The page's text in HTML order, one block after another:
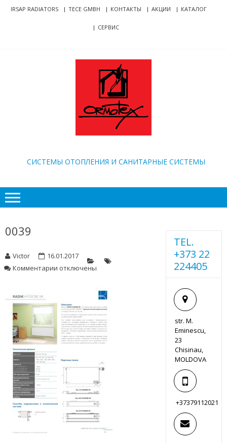
Skip
SkipIRSAP RADIATORS TECE GMBH КОНТАКТЫ АКЦИИ КАТАЛОГ
СЕРВИС
CИСТЕМЫ ОТОПЛЕНИЯ И САНИТАРНЫЕ СИСТЕМЫ
0039
Victor
16.01.2017
Комментарии котключены
TEL.
+373 22
224405
str. M.
Eminescu,
23
Chisinau,
MOLDOVA
+37379112021